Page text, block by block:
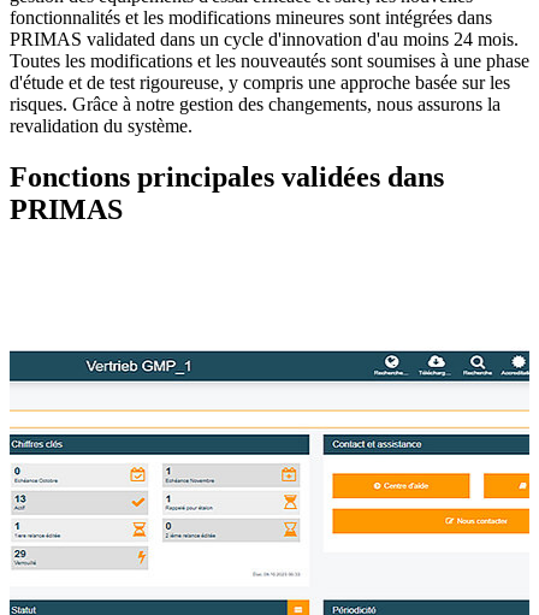
fonctionnalités et les modifications mineures sont intégrées dans
PRIMAS validated dans un cycle d'innovation d'au moins 24 mois.
Toutes les modifications et les nouveautés sont soumises à une phase
d'étude et de test rigoureuse, y compris une approche basée sur les
risques. Grâce à notre gestion des changements, nous assurons la
revalidation du système.
Fonctions principales validées dans
PRIMAS